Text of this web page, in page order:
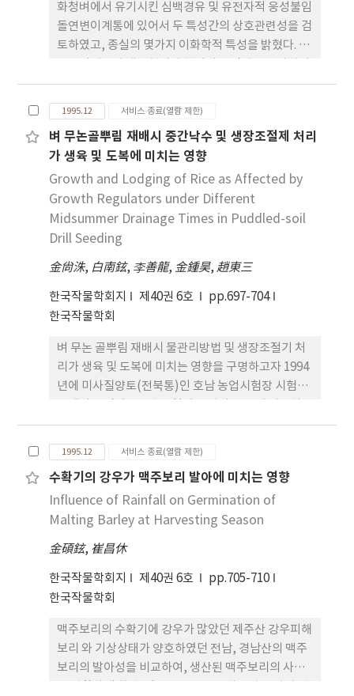
22이였다. 5. 주당유효경립수는 3cm구가 673.7립에
비하여 5cm구 104%, 7cm구 74.5%, 9cm구 65%,
1cm구는 50%이었고 유효수립수는 3cm구 562.5립
50.2%이었으며 유효경에 대한 유효수립수비율은
3cm구나 5cm구보다 심파구에서 높았다. 6. 유효수
의 평균1수립수는 조기발생한 저위. 저차위분얼에서
많았고 고위. 고차위분얼은 적은 경향을 보였으며 어
느 파종심도에서나 자엽간 및 전엽분얼보다 상위 1절
에서 발생한 분얼이 1수립수가 많았다. 7. 1주당유효
경 및 유효수자실중은 5cm구 > 3cm구 > 7cm구 >
9cm구 > 1cm구의 순위였으며 평균1수자실중은 1
차분얼은 파종심도 3cm구보다 깊을수록 증가하는
평균자실중이 증가했다. 1수자실중도 1수립수와 같
이 자엽간 및 전엽분얼보다 상위1절의 분얼에서 가장
무거웠고 그 이상의 상위절의 분얼에서는 절위가 높
처리에서 주간과 1차분얼의 1, 2, 3, 4와 2차분얼의
11, 12, 21, 1P, 2P, 31이었다.
화청벼에서 유기시킨 심백경유 및 유전자적 웅성불임
돌연변이계통에 있어서 두 특성간의 상호관련성을 검
토하였고, 종실의 몇가지 이화학적 특성을 밝혔다. 돌
고 웅성불임화시 기를 추정하였다. 이들을 토대로 웅
성불임종자의 조기 외관 식별에 의한 새로운 일대잡
종품종 육성체계를 구상하였고 자연교잡율도 검토하
였다. 그 결과는 다음과 같이 요약된다. 1. 심백 및 유
전자적 웅성불임 돌연변이는 다면발현 효과를 가진
단순열성유전자에 의해 지배되었다. 즉 이 돌연변이
계통이 교잡된 분리집단에서 심백종자는 곧 웅성불임
종자임을 확인하였다. 2. 심백종자는 외형과 크기는
정상종자와 동일하였으나 배유 중앙부위의 전분결정
따라서 1,000립중, 절대밀도, 경도 등이 정상종자에
비해 유의하게 낮아졌다. 3. 심백종자의 단백질함량과
알칼리 붕괴도는 정상종자와 동일하였으나 아밀로스
harder gel 특성을 보였다. 4. 웅성불임식물체는 정
상식물체에 비해 초장 및 간장이 현저히 단축되었고
이삭추출이 불량하였으며 주당수수가 유의하게 적었
이전인 것으로 추정되었고, 이 웅성불임은 온도나 일
장에 관계없이 항상안정적이었다. 6. 이 돌연변이체를
이용하여 일대잡종을 육성하는 체계를 구상하였고,
그 효율을 세포질적-유전자적 웅성불임(CGMS)이나
환경감응 유전적 웅성불임(EGMS) 등을 이용하는 체
계와 비교하였다. 7. 분리집단에서 정조상태로 웅성불
g/cm 에서 순도 85~90% 웅성불임종자의 순도로 웅
성불임종자를 선별할 수 있었는데, 10~15%의 흔입
된 정상종자는 파종 후 유묘 또는 일대잡종생산포에
로 판단되었다. 8. 웅성불임계통의 자연교잡율은 수분
조작처리구(GA3 처리+지엽절단+rope 사용 화분털
기)에서 화분친 2열, 웅성불임 1열 재식시 17.3%로
1995.12 서비스 종료(열람 제한)
벼 무논골뿌림 재배시 중간낙수 및 생장조절제 처리
가 생육 및 도복에 미치는 영향
Growth and Lodging of Rice as Affected by
Growth Regulators under Different
Midsummer Drainage Times in Puddled-soil
Drill Seeding
金尙洙, 白南鉉, 李善龍, 金鍾昊, 趙東三
한국작물학회지 제40권 6호
pp.697-704
한국작물학회
벼 무논 골뿌림 재배시 물관리방법 및 생장조절기 처
리가 생육 및 도복에 미치는 영향을 구명하고자 1994
년에 미사질양토(전북통)인 호남 농업시험장 시험포
고 중간낙수 회수 및 생장조절제를 처리하여 생육 및
도복형질을 검토한 결과를 요약하면 다음과 같다. 1.
상시심수에 비하여 2회 낙수구에서 간장이 짧았으며
생장조절제에는 Inbenfide G. > IMP G. > 무처리 순
으로 간장이 단축되었다. 2. 상시심수에 비하여 2회 낙
수구에서 간벽이 두껍고 뿌리량 및 뿌리의 심층분포
었다. 3. 도복지수는 상시심수보다 2회 낙수구가 적고
생장조절제에는 세리타드 > 키타진 > 무처리의 순으
로 적었으며 도복은 2회 낙수구에서는 생장조절제 무
처리 > IBP G.> Inabenfide G.의 순으로 도복발생이
심하였다. 4. 쌀수량은 상시심수구의 생장조절제 무처
리에서만 감수하였고 기타 처리에는 별 차이가 없었
1995.12 서비스 종료(열람 제한)
수확기의 강우가 맥주보리 발아에 미치는 영향
Influence of Rainfall on Germination of
Malting Barley at Harvesting Season
金碩鉉, 崔昌休
한국작물학회지 제40권 6호
pp.705-710
한국작물학회
맥주보리의 수확기에 강우가 많았던 제주산 강우피해
보리 와 기상상태가 양호하였던 전남, 경남산의 맥주
보리의 발아성을 비교하여, 생산된 맥주보리의 사용